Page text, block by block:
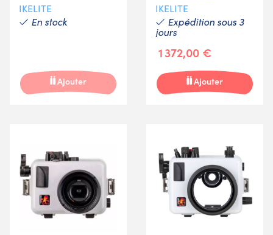
IKELITE
En stock
Ajouter
IKELITE
Expédition sous 3
jours
1 372,00 €
Ajouter